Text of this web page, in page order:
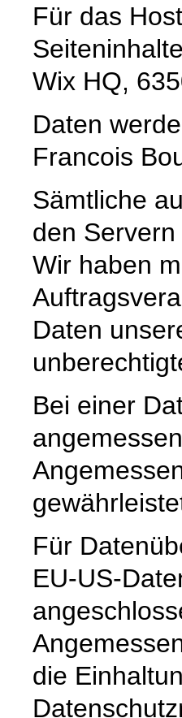
Für das
Wix HQ,
Daten
Francois
Sämtliche
den
Wir haben
Daten
Bei einer
Für
EU-US-
die